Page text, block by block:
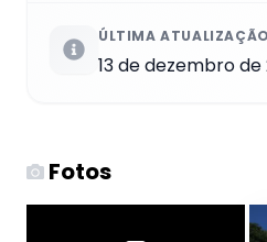
ÚLTIMA ATUALIZAÇÃO
13 de dezembro de
Fotos